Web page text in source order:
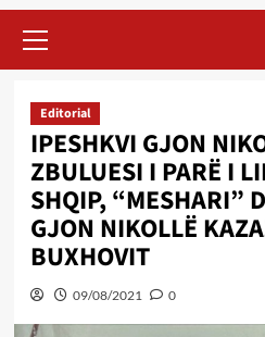
Menu
Editorial
IPESHKVI GJON
ZBULUESI I PARË I
SHQIP, “MESHARI”
GJON NIKOLLË
BUXHOVIT
09/08/2021 0